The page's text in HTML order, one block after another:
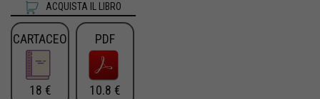
ACQUISTA IL LIBRO
CARTACEO
18 €
PDF
10.8 €